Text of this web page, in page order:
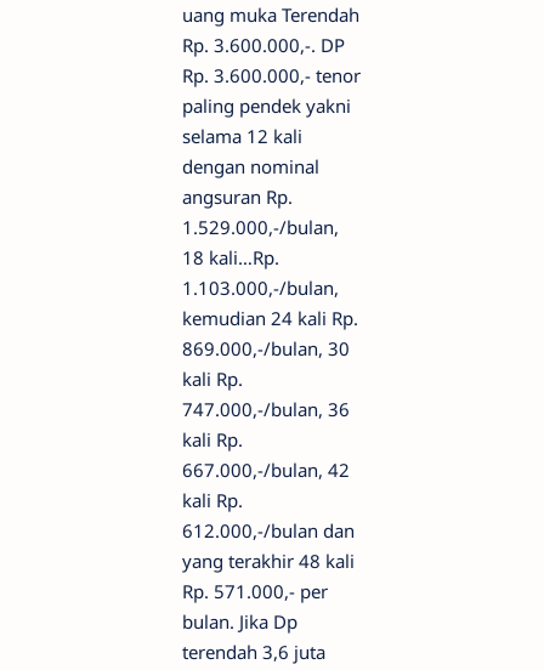
uang muka Terendah
Rp. 3.600.000,-. DP
Rp. 3.600.000,- tenor
paling pendek yakni
selama 12 kali
dengan nominal
angsuran Rp.
1.529.000,-/bulan,
18 kali…Rp.
1.103.000,-/bulan,
kemudian 24 kali Rp.
869.000,-/bulan, 30
kali Rp.
747.000,-/bulan, 36
kali Rp.
667.000,-/bulan, 42
kali Rp.
612.000,-/bulan dan
yang terakhir 48 kali
Rp. 571.000,- per
bulan. Jika Dp
terendah 3,6 juta